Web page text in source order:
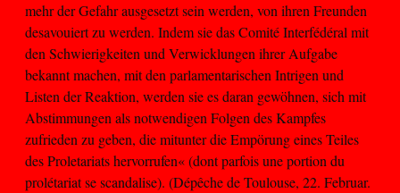
mehr der Gefahr ausgesetzt sein werden, von ihren Freunden
desavouiert zu werden. Indem sie das Comité Interfédéral mit
den Schwierigkeiten und Verwicklungen ihrer Aufgabe
bekannt machen, mit den parlamentarischen Intrigen und
Listen der Reaktion, werden sie es daran gewöhnen, sich mit
Abstimmungen als notwendigen Folgen des Kampfes
zufrieden zu geben, die mitunter die Empörung eines Teiles
des Proletariats hervorrufen« (dont parfois une portion du
prolétariat se scandalise). (Dépêche de Toulouse, 22. Februar.